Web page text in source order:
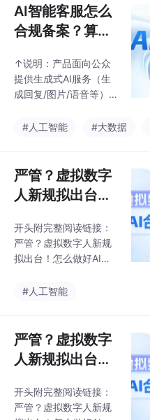
视频生成或者显著改变
个人身份特征的编辑
模型则不需完成大模型
备案但需完成大模型登
记。综合运用自然语言
图谱、大语言模型（LL
M）以及语音识别与合
成（ASR/TTS）等人工
类沟通方式，自动与用
「基于大模型」，要写
清楚用的
AI智能客服怎么
合规备案？算法
案怎么做？
↑说明：产品面向公众
提供生成式AI服务（生
成回复/图片/语音等）
三方大模型进行二开或
模型则不需完成大模型
备案但需完成大模型登
记。综合运用自然语言
图谱、大语言模型（LL
M）以及语音识别与合
成（ASR/TTS）等人工
类沟通方式，自动与用
「基于大模型」，要写
清楚用的
#人工智能 #大数据
严管？虚拟数字
人新规拟出台！
（算法、大模型
备案）
开头附完整阅读链接：
严管？虚拟数字人新规
拟出台！怎么做好AI合
案）最近，“AI短剧”以及
少影视制作公司开始通
AI技术生成虚拟数字人
来代替真人出演。这种
态、语音惟妙惟肖，还
能实现全天候拍摄，大
#人工智能
严管？虚拟数字
人新规拟出台！
（算法、大模型
开头附完整阅读链接：
严管？虚拟数字人新规